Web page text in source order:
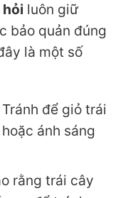
hỏi luôn giữ
bảo quản đúng
là một số
Tránh để giỏ trái
ánh sáng
rằng trái cây